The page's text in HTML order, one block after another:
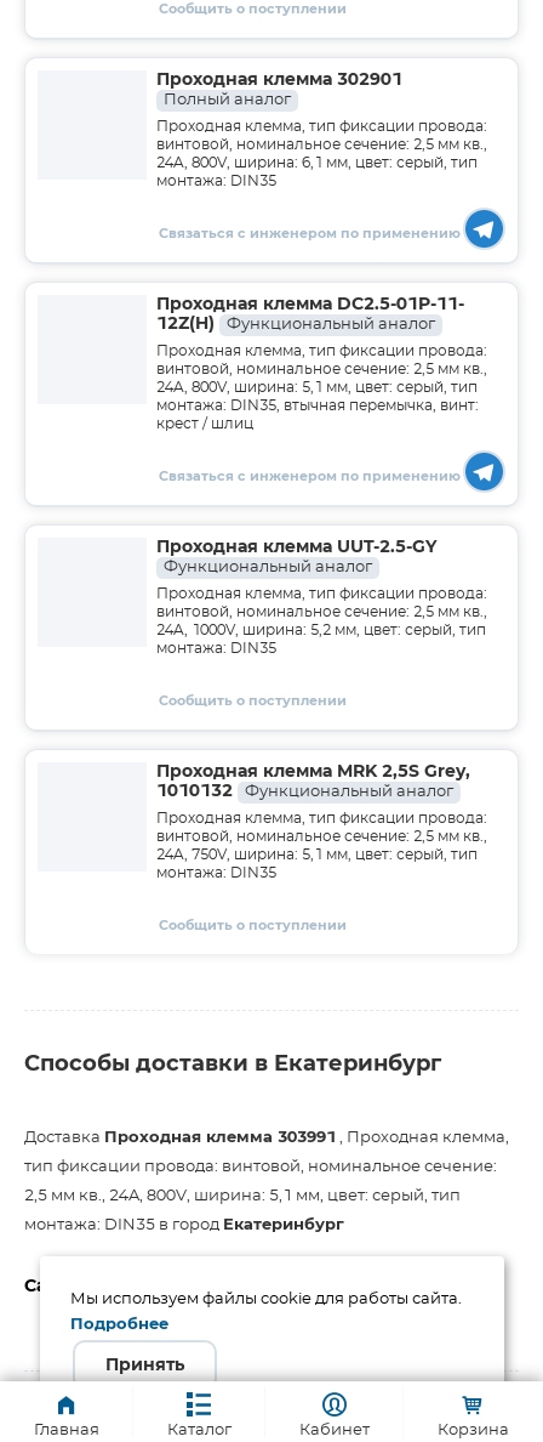
Сообщить о поступлении
Проходная клемма 302901
Полный аналог
Проходная клемма, тип фиксации провода:
винтовой, номинальное сечение: 2,5 мм кв.,
24A, 800V, ширина: 6,1 мм, цвет: серый, тип
монтажа: DIN35
Связаться с инженером по применению
Проходная клемма DC2.5-01P-11-
12Z(H)
Функциональный аналог
Проходная клемма, тип фиксации провода:
винтовой, номинальное сечение: 2,5 мм кв.,
24A, 800V, ширина: 5,1 мм, цвет: серый, тип
монтажа: DIN35, втычная перемычка, винт:
крест / шлиц
Связаться с инженером по применению
Проходная клемма UUT-2.5-GY
Функциональный аналог
Проходная клемма, тип фиксации провода:
винтовой, номинальное сечение: 2,5 мм кв.,
24A, 1000V, ширина: 5,2 мм, цвет: серый, тип
монтажа: DIN35
Сообщить о поступлении
Проходная клемма MRK 2,5S Grey,
1010132
Функциональный аналог
Проходная клемма, тип фиксации провода:
винтовой, номинальное сечение: 2,5 мм кв.,
24A, 750V, ширина: 5,1 мм, цвет: серый, тип
монтажа: DIN35
Сообщить о поступлении
Способы доставки в Екатеринбург
Доставка Проходная клемма 303991 , Проходная клемма,
тип фиксации провода: винтовой, номинальное сечение:
2,5 мм кв., 24A, 800V, ширина: 5,1 мм, цвет: серый, тип
монтажа: DIN35 в город Екатеринбург
Самовывоз из Екатеринбурга
от 1 раб. дня
DPD РФ
Главная Каталог Кабинет Корзина
Мы используем файлы cookie для работы сайта.
Подробнее
Принять